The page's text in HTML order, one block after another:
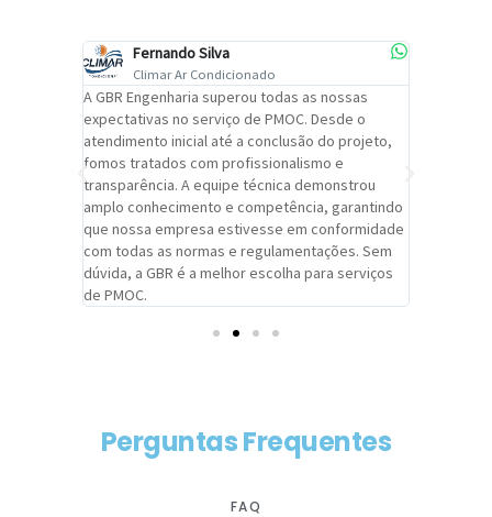
Fernando Silva
Climar Ar Condicionado
A GBR Engenharia superou todas as nossas
expectativas no serviço de PMOC. Desde o
atendimento inicial até a conclusão do projeto,
fomos tratados com profissionalismo e
transparência. A equipe técnica demonstrou
amplo conhecimento e competência, garantindo
que nossa empresa estivesse em conformidade
com todas as normas e regulamentações. Sem
dúvida, a GBR é a melhor escolha para serviços
de PMOC.
Perguntas Frequentes
FAQ